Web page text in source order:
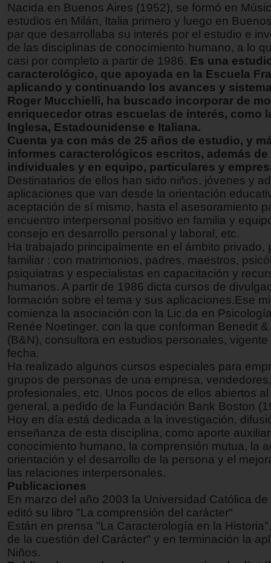
Nacida en Buenos Aires (1952), se formó en
estudios en Milán, Italia primero y luego en
par que desarrollaba su interés por el estudio e
de las disciplinas de conocimiento humano, a lo
casi por completo a partir de 1986. Es una
caracterológico, que apoyada en la Escuela
aplicando y continuando los avances y
Roger Mucchielli, ha buscado incorporar de
enriquecedor otras escuelas de interés, como
Inglesa, Estadounidense e Italiana.
Cuenta ya con más de 25 años de estudio, y
informes caracterológicos escritos, además
individuales y en equipo, particulares y
Destinatarios de ellos han sido niños, jóvenes y
aplicaciones que van desde la orientación
aceptación de sí mismo, hasta el asesoramiento
encuentro interpersonal positivo en familia y
consejo en desarrollo personal y laboral, etc.
Ha trabajado principalmente en el ámbito privado,
familiar : con matrimonios, padres, maestros,
psiquiatras y especialistas en capacitación y
humanos. A partir de 1986 dicta cursos de
formación sobre el tema y sus aplicaciones.Ese
comienza la asociación con la Lic.da en
Renée Noetinger, con la que conforman Benedit
(B&N), consultora en estudios personales, vigente
fecha.
Ha realizado algunos cursos especiales para
grupos de personas de una empresa, vendedores,
profesionales, etc. Unos pocos de ellos abiertos
general, a pedido de la Fundación Bank Boston
Hoy en día está dedicada a la investigación,
enseñanza de esta disciplina, como aporte
conocimiento humano, la comprensión mutua, la
orientación y el desarrollo de la persona y el
las relaciones interpersonales.
Publicaciones
En marzo del año 2003 la Universidad Católica de
editó su libro "La comprensión del carácter"
Están en prensa "La Caracterología en la
de la cuestión del Carácter" y en terminación la
Niños.